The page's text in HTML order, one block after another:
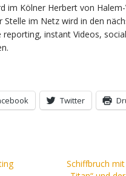
im Kölner Herbert von
Stelle im Netz wird in den
reporting, instant Videos,
Twitter
Schiffbruch